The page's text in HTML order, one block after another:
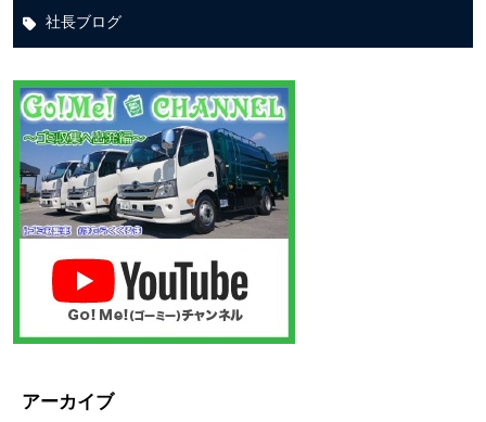
社長ブログ
アーカイブ